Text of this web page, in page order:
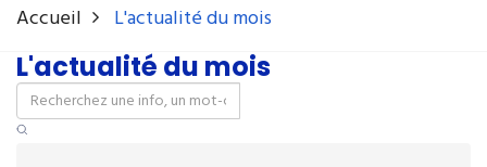
Accueil L'actualité du mois
L'actualité du mois